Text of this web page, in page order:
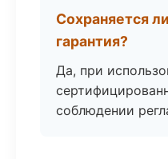
Сохраняется
гарантия?
Да, при
соблюдении